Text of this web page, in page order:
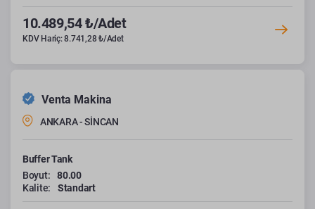
10.489,54 ₺/Adet
KDV Hariç: 8.741,28 ₺/Adet
Venta Makina
ANKARA - SİNCAN
Buffer Tank
Boyut:
80.00
Kalite:
Standart